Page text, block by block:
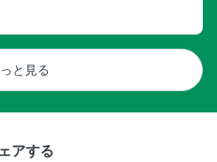
と見る
アする